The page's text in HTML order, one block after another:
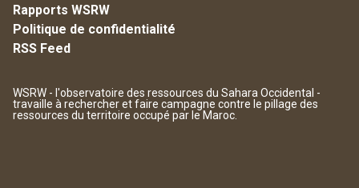
Rapports WSRW
Politique de confidentialité
RSS Feed
WSRW - l'observatoire des ressources du Sahara Occidental -
travaille à rechercher et faire campagne contre le pillage des
ressources du territoire occupé par le Maroc.